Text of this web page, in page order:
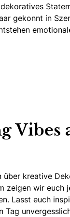
gekonnt in
Vibes
kreative
zeigen wir euch
Lasst euch
Tag